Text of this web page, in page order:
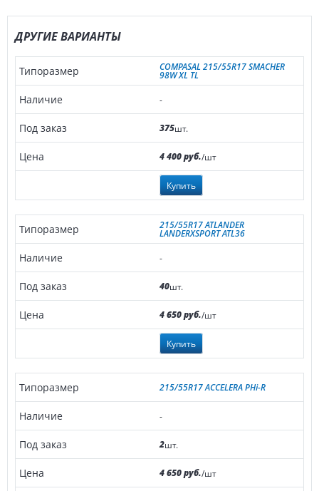
ДРУГИЕ ВАРИАНТЫ
COMPASAL 215/55R17 SMACHER
98W XL TL
-
375шт.
4 400 руб./шт
Купить
215/55R17 ATLANDER
LANDERXSPORT ATL36
-
40шт.
4 650 руб./шт
Купить
215/55R17 ACCELERA PHi-R
-
2шт.
4 650 руб./шт